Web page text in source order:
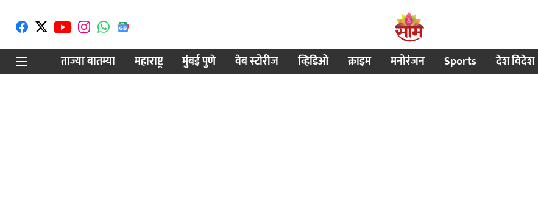
ताज्या बातम्या
महाराष्ट्र मुंबई पुणे वेब स्टोरीज व्हिडिओ क्राइम मनोरंजन Sports देश विदेश